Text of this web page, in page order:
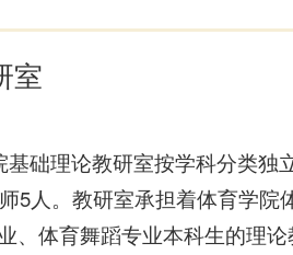
室
础理论教研室按学科分类独
5人。教研室承担着体育学院
、体育舞蹈专业本科生的理论